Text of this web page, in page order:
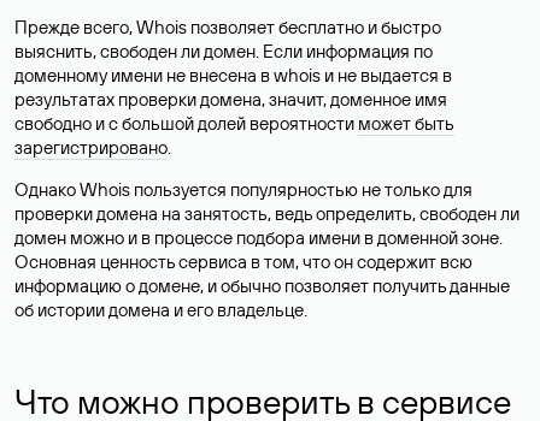
Прежде всего, Whois позволяет бесплатно и быстро
выяснить, свободен ли домен. Если информация по
доменному имени не внесена в whois и не выдается в
результатах проверки домена, значит, доменное имя
свободно и с большой долей вероятности может быть
зарегистрировано.
Однако Whois пользуется популярностью не только для
проверки домена на занятость, ведь определить, свободен ли
домен можно и в процессе подбора имени в доменной зоне.
Основная ценность сервиса в том, что он содержит всю
информацию о домене, и обычно позволяет получить данные
об истории домена и его владельце.
Что можно проверить в сервисе